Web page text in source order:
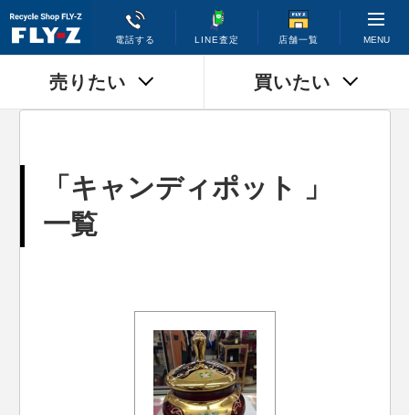
電話する LINE査定 店舗一覧 MENU
売りたい 買いたい
「キャンディポット 」
一覧